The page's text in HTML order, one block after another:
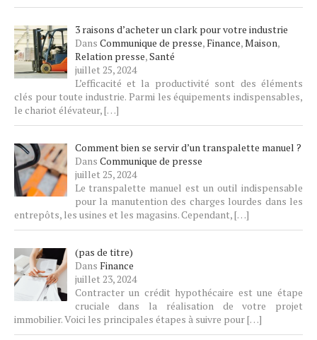
3 raisons d’acheter un clark pour votre industrie
Dans Communique de presse,Finance,Maison,
Relation presse,Santé
juillet 25, 2024
L’efficacité et la productivité sont des éléments
clés pour toute industrie. Parmi les équipements indispensables,
le chariot élévateur,[…]
Comment bien se servir d’un transpalette manuel ?
Dans Communique de presse
juillet 25, 2024
Le transpalette manuel est un outil indispensable
pour la manutention des charges lourdes dans les
entrepôts, les usines et les magasins. Cependant,[…]
(pas de titre)
Article
4104
Dans Finance
juillet 23, 2024
Contracter un crédit hypothécaire est une étape
cruciale dans la réalisation de votre projet
immobilier. Voici les principales étapes à suivre pour[…]